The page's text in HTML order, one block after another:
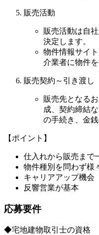
販売活動
販売活動は自
決定します。
物件情報サイ
介業者に物件を
販売契約～引き渡し
販売先となる
成、契約締結
の手続き、金
【ポイント】
仕入れから販売まで
物件種別を問わず様
キャリアアップ機会
反響営業が基本
応募要件
◆宅地建物取引士の資格